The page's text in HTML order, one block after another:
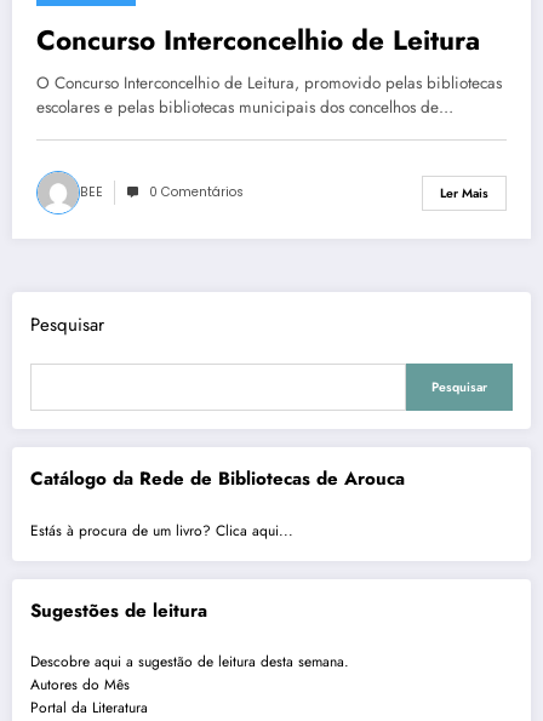
Concurso Interconcelhio de Leitura
O Concurso Interconcelhio de Leitura, promovido pelas bibliotecas
escolares e pelas bibliotecas municipais dos concelhos de…
BEE 0 Comentários Ler Mais
Pesquisar
Pesquisar
Catálogo da Rede de Bibliotecas de Arouca
Estás à procura de um livro? Clica aqui...
Sugestões de leitura
Descobre aqui a sugestão de leitura desta semana.
Autores do Mês
Portal da Literatura